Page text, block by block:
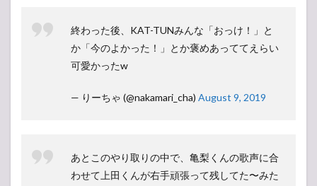
終わった後、KAT-TUNみんな「おっけ！」と
か「今のよかった！」とか褒めあっててえらい
可愛かったw
— りーちゃ (@nakamari_cha) August 9, 2019
あとこのやり取りの中で、亀梨くんの歌声に合
わせて上田くんが右手頑張って残してた〜みた